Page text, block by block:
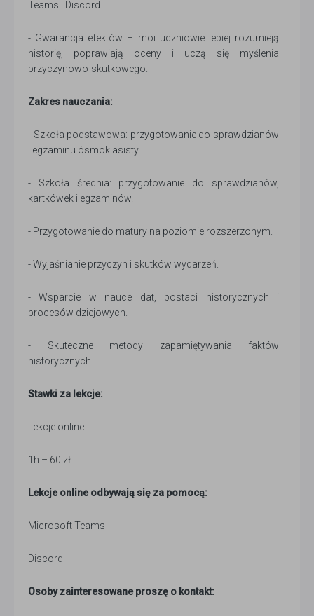
Teams i Discord.
- Gwarancja efektów – moi uczniowie lepiej rozumieją
historię, poprawiają oceny i uczą się myślenia
przyczynowo-skutkowego.
Zakres nauczania:
- Szkoła podstawowa: przygotowanie do sprawdzianów
i egzaminu ósmoklasisty.
- Szkoła średnia: przygotowanie do sprawdzianów,
kartkówek i egzaminów.
- Przygotowanie do matury na poziomie rozszerzonym.
- Wyjaśnianie przyczyn i skutków wydarzeń.
- Wsparcie w nauce dat, postaci historycznych i
procesów dziejowych.
- Skuteczne metody zapamiętywania faktów
historycznych.
Stawki za lekcje:
Lekcje online:
1h – 60 zł
Lekcje online odbywają się za pomocą:
Microsoft Teams
Discord
Osoby zainteresowane proszę o kontakt: